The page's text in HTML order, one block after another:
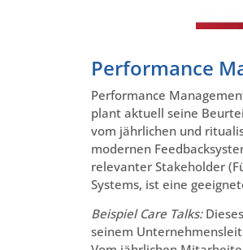
Performance
Performance
plant aktuell seine
vom jährlichen und
modernen
relevanter Stakeholder
Systems, ist eine
Beispiel Care Talks:
seinem